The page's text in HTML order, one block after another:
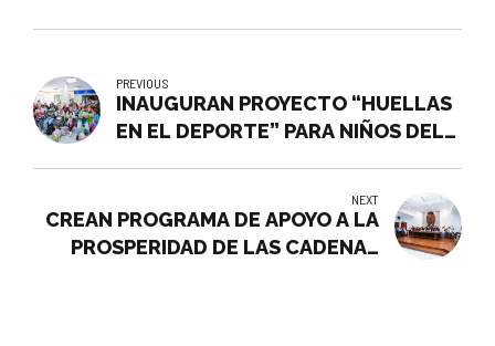
PREVIOUS
INAUGURAN PROYECTO “HUELLAS
EN EL DEPORTE” PARA NIÑOS DEL
NEXT
CREAN PROGRAMA DE APOYO A LA
PROSPERIDAD DE LAS CADENAS